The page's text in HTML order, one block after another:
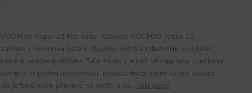
VOOPOO Argus Z2 Pod sada Objevte VOOPOO Argus Z2 –
zařízení s výkonnou baterií, dlouhou výdrží a intuitivním ovládáním,
které si zaručeně oblíbíte. Tělo modelu je pečlivě navrženo z lehkého
plastu s originální povrchovou úpravou, takže nejen skvěle vypadá,
ale je také velmi příjemné na dotek a pa... celý popis